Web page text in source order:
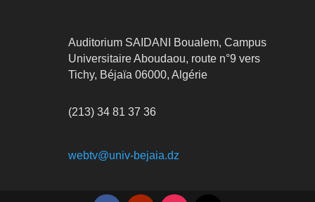
Auditorium SAIDANI Boualem, Campus
Universitaire Aboudaou, route n°9 vers
Tichy, Béjaïa 06000, Algérie
(213) 34 81 37 36
webtv@univ-bejaia.dz